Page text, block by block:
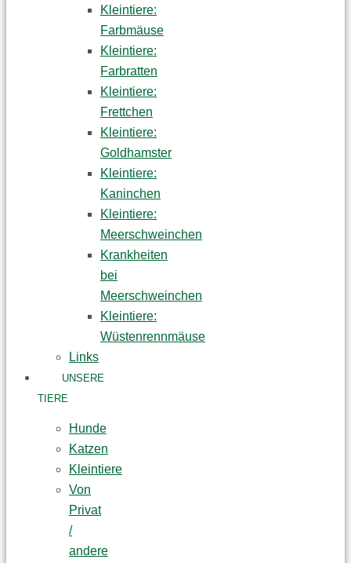
Kleintiere:
Farbmäuse
Kleintiere:
Farbratten
Kleintiere:
Frettchen
Kleintiere:
Goldhamster
Kleintiere:
Kaninchen
Kleintiere:
Meerschweinchen
Krankheiten
bei
Meerschweinchen
Kleintiere:
Wüstenrennmäuse
Links
UNSERE
TIERE
Hunde
Katzen
Kleintiere
Von
Privat
/
andere